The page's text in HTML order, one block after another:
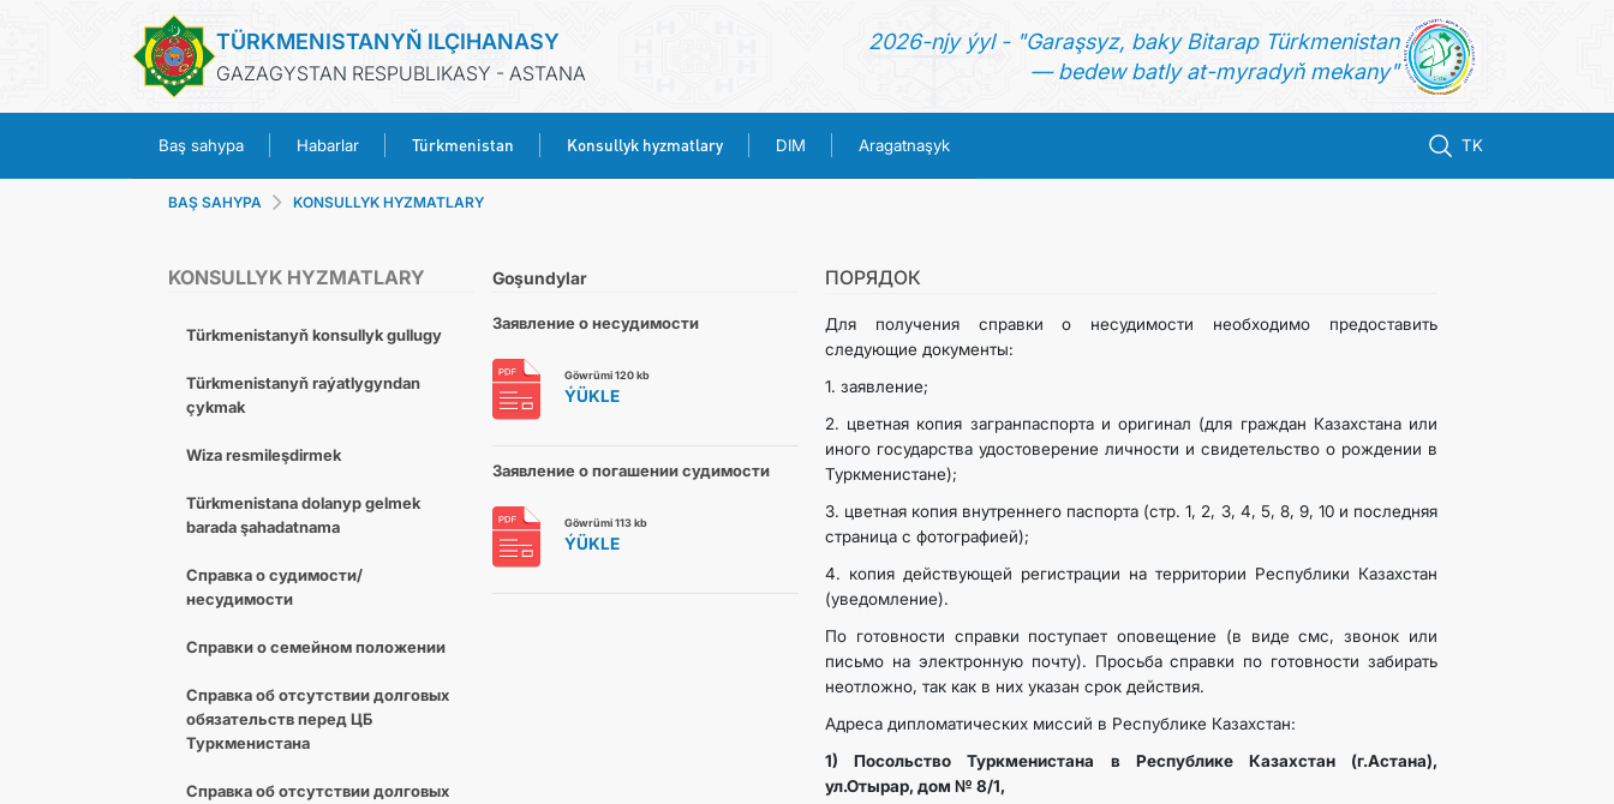
TÜRKMENISTANYŇ ILÇIHANASY
GAZAGYSTAN RESPUBLIKASY - ASTANA
2026-njy ýyl - "Garaşsyz, baky Bitarap Türkmenistan
— bedew batly at-myradyň mekany"
Baş sahypa Habarlar Türkmenistan Konsullyk hyzmatlary DIM Aragatnaşyk TK
HABARLAR
ARAGATNAŞYK
BAŞ SAHYPA KONSULLYK HYZMATLARY
KONSULLYK HYZMATLARY
Türkmenistanyň konsullyk gullugy
Türkmenistanyň raýatlygyndan
çykmak
Wiza resmileşdirmek
Türkmenistana dolanyp gelmek
barada şahadatnama
Справка о судимости/
несудимости
Cправки о семейном положении
Справка об отсутствии долговых
обязательств перед ЦБ
Туркменистана
Справка об отсутствии долговых
ПОРЯДОК
Для получения справки о несудимости необходимо предоставить
следующие документы:
1. заявление;
2. цветная копия загранпаспорта и оригинал (для граждан Казахстана или
иного государства удостоверение личности и свидетельство о рождении в
Туркменистане);
3. цветная копия внутреннего паспорта (стр. 1, 2, 3, 4, 5, 8, 9, 10 и последняя
страница с фотографией);
4. копия действующей регистрации на территории Республики Казахстан
(уведомление).
По готовности справки поступает оповещение (в виде смс, звонок или
письмо на электронную почту). Просьба справки по готовности забирать
неотложно, так как в них указан срок действия.
Адреса дипломатических миссий в Республике Казахстан:
1) Посольство Туркменистана в Республике Казахстан (г.Астана),
ул.Отырар, дом № 8/1,
Goşundylar
Заявление о несудимости
Göwrümi 120 kb
ÝÜKLE
Заявление о погашении судимости
Göwrümi 113 kb
ÝÜKLE